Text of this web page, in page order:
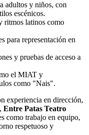
adultos y niños, con
escénicos.
ritmos latinos como
para representación en
y pruebas de acceso a
el MIAT y
como "Nais".
experiencia en dirección,
Entre Patas Teatro
como trabajo en equipo,
respetuoso y